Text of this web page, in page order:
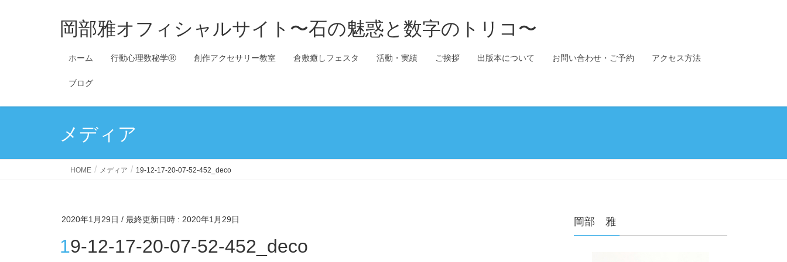
岡部雅オフィシャルサイト〜石の魅惑と数字のトリコ〜
ホーム 行動心理数秘学Ⓡ 創作アクセサリー教室 倉敷癒しフェスタ 活動・実績 ご挨拶 出版本について お問い合わせ・ご予約 アクセス方法
ブログ
メディア
HOME メディア 19-12-17-20-07-52-452_deco
2020年1月29日 / 最終更新日時 : 2020年1月29日
19-12-17-20-07-52-452_deco
岡部 雅